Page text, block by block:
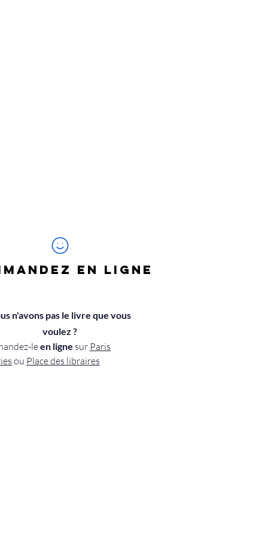
EN LIGNE
n'avons pas le livre que vous
voulez ?
leen ligne sur Paris
ou Place des libraires